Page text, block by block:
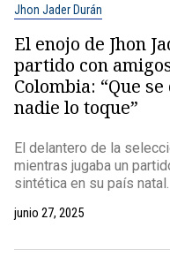
Jhon Jader Durán
El enojo de Jhon
partido con
Colombia: “Que
nadie lo toque”
El delantero de la
mientras jugaba un
sintética en su país natal.
junio 27, 2025